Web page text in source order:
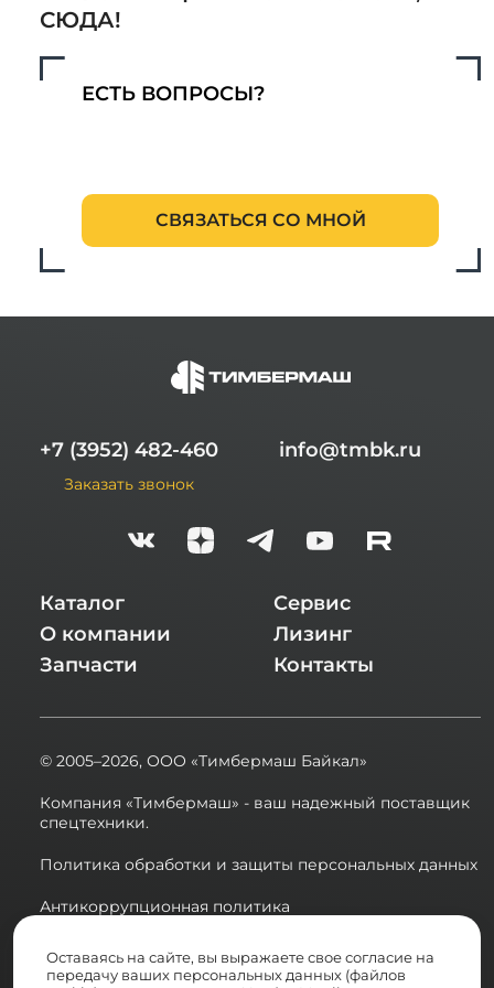
Бренд Lucas — один из главных европейских
техники для животноводства. Выбирайте
качественную технику, чтобы обеспечить
максимальное удобство и эффективность
СЮДА!
ЕСТЬ ВОПРОСЫ?
СВЯЗАТЬСЯ СО МНОЙ
+7 (3952) 482-460
Заказать звонок
info@tmbk.ru
Каталог
О компании
Запчасти
Сервис
Лизинг
Контакты
© 2005–2026, ООО «Тимбермаш Байкал»
Компания «Тимбермаш» - ваш надежный поставщик
спецтехники.
Политика обработки и защиты персональных данных
Антикоррупционная политика
Сводная ведомость результатов проведения СОУТ в
2025 году
Оставаясь на сайте, вы выражаете свое согласие на
передачу ваших персональных данных (файлов